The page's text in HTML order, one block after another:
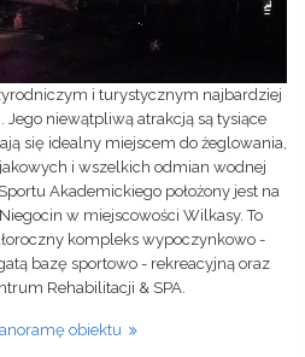
i turystycznym najbardziej
Jego niewątpliwą atrakcją są tysiące
się idealny miejscem do żeglowania,
i wszelkich odmian wodnej
Akademickiego położony jest na
w miejscowości Wilkasy. To
kompleks wypoczynkowo -
bazę sportowo - rekreacyjną oraz
Rehabilitacji & SPA.
obiektu